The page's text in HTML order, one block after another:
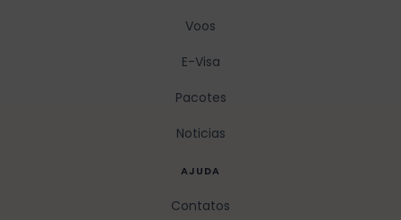
Voos
E-Visa
Pacotes
Noticias
AJUDA
Contatos